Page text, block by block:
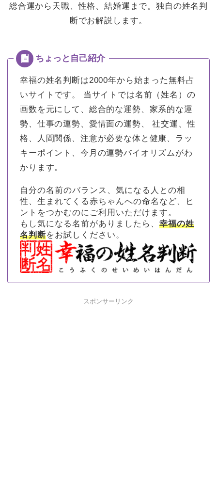
総合運から天職、性格、結婚運まで。独自の姓名判
断でお解説します。
幸福の姓名判断は2000年から始まった無料占
いサイトです。
当サイトでは名前（姓名）の
画数を元にして、総合的な運勢、家系的な運
勢、仕事の運勢、愛情面の運勢、 社交運、性
格、人間関係、注意が必要な体と健康、ラッ
キーポイント、今月の運勢バイオリズムがわ
かります。
自分の名前のバランス、気になる人との相
性、生まれてくる赤ちゃんへの命名など、ヒ
ントをつかむのにご利用いただけます。
もし気になる名前がありましたら、 幸福の姓
名判断をお試しください。
スポンサーリンク